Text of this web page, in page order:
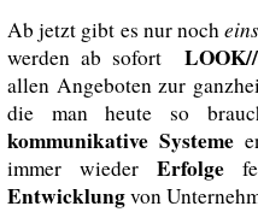
Ab jetzt gibt es nur noch
werden ab sofort LOOK//
allen Angeboten zur
die man heute so
kommunikative Systeme
immer wieder Erfolge
Entwicklungvon